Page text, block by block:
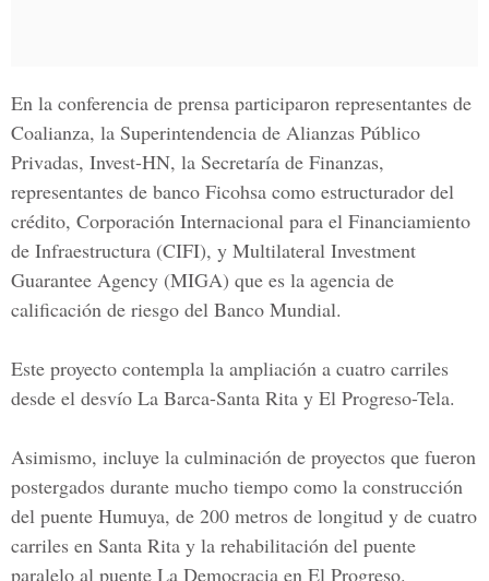
En la conferencia de prensa participaron representantes de
Coalianza, la Superintendencia de Alianzas Público
Privadas, Invest-HN, la Secretaría de Finanzas,
representantes de banco Ficohsa como estructurador del
crédito, Corporación Internacional para el Financiamiento
de Infraestructura (CIFI), y Multilateral Investment
Guarantee Agency (MIGA) que es la agencia de
calificación de riesgo del Banco Mundial.
Este proyecto contempla la ampliación a cuatro carriles
desde el desvío La Barca-Santa Rita y El Progreso-Tela.
Asimismo, incluye la culminación de proyectos que fueron
postergados durante mucho tiempo como la construcción
del puente Humuya, de 200 metros de longitud y de cuatro
carriles en Santa Rita y la rehabilitación del puente
paralelo al puente La Democracia en El Progreso.